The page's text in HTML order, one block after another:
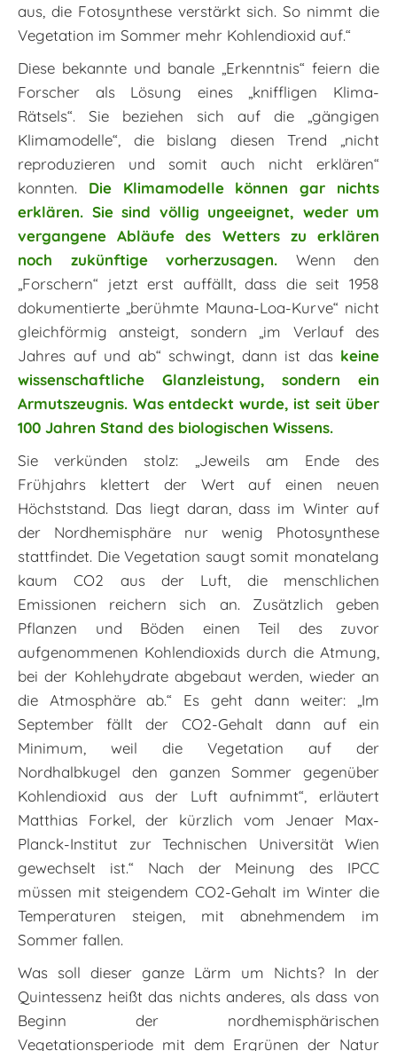
aus, die Fotosynthese verstärkt sich. So nimmt die
Vegetation im Sommer mehr Kohlendioxid auf.“
Diese bekannte und banale „Erkenntnis“ feiern die
Forscher als Lösung eines „kniffligen Klima-
Rätsels“. Sie beziehen sich auf die „gängigen
Klimamodelle“, die bislang diesen Trend „nicht
reproduzieren und somit auch nicht erklären“
konnten. Die Klimamodelle können gar nichts
erklären. Sie sind völlig ungeeignet, weder um
vergangene Abläufe des Wetters zu erklären
noch zukünftige vorherzusagen. Wenn den
„Forschern“ jetzt erst auffällt, dass die seit 1958
dokumentierte „berühmte Mauna-Loa-Kurve“ nicht
gleichförmig ansteigt, sondern „im Verlauf des
Jahres auf und ab“ schwingt, dann ist das keine
wissenschaftliche Glanzleistung, sondern ein
Armutszeugnis. Was entdeckt wurde, ist seit über
100 Jahren Stand des biologischen Wissens.
Sie verkünden stolz: „Jeweils am Ende des
Frühjahrs klettert der Wert auf einen neuen
Höchststand. Das liegt daran, dass im Winter auf
der Nordhemisphäre nur wenig Photosynthese
stattfindet. Die Vegetation saugt somit monatelang
kaum CO2 aus der Luft, die menschlichen
Emissionen reichern sich an. Zusätzlich geben
Pflanzen und Böden einen Teil des zuvor
aufgenommenen Kohlendioxids durch die Atmung,
bei der Kohlehydrate abgebaut werden, wieder an
die Atmosphäre ab.“ Es geht dann weiter: „Im
September fällt der CO2-Gehalt dann auf ein
Minimum, weil die Vegetation auf der
Nordhalbkugel den ganzen Sommer gegenüber
Kohlendioxid aus der Luft aufnimmt“, erläutert
Matthias Forkel, der kürzlich vom Jenaer Max-
Planck-Institut zur Technischen Universität Wien
gewechselt ist.“ Nach der Meinung des IPCC
müssen mit steigendem CO2-Gehalt im Winter die
Temperaturen steigen, mit abnehmendem im
Sommer fallen.
Was soll dieser ganze Lärm um Nichts? In der
Quintessenz heißt das nichts anderes, als dass von
Beginn der nordhemisphärischen
Vegetationsperiode mit dem Ergrünen der Natur